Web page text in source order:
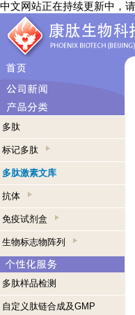
中文网站正在持续更新中，
多肽
标记多肽
多肽激素文库
抗体
免疫试剂盒
生物标志物阵列
多肽样品检测
自定义肽链合成及GMP